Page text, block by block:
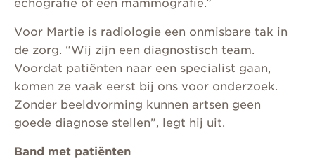
echografie of een mammografie.”
Voor Martie is radiologie een onmisbare tak in
de zorg. “Wij zijn een diagnostisch team.
Voordat patiënten naar een specialist gaan,
komen ze vaak eerst bij ons voor onderzoek.
Zonder beeldvorming kunnen artsen geen
goede diagnose stellen”, legt hij uit.
Band met patiënten